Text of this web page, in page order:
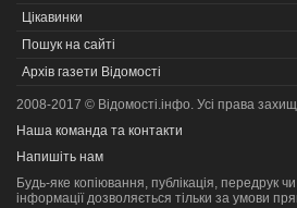
Цікавинки
Пошук на сайті
Архів газети Відомості
2008-2017 © Відомості.інфо. Усі права
Наша команда та контакти
Напишіть нам
Будь-яке копiювання, публiкацiя, передрук
iнформацiї дозволяється тільки за умови